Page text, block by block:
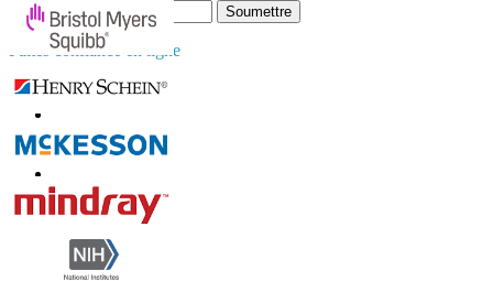
Soumettre
Faites confiance en ligne